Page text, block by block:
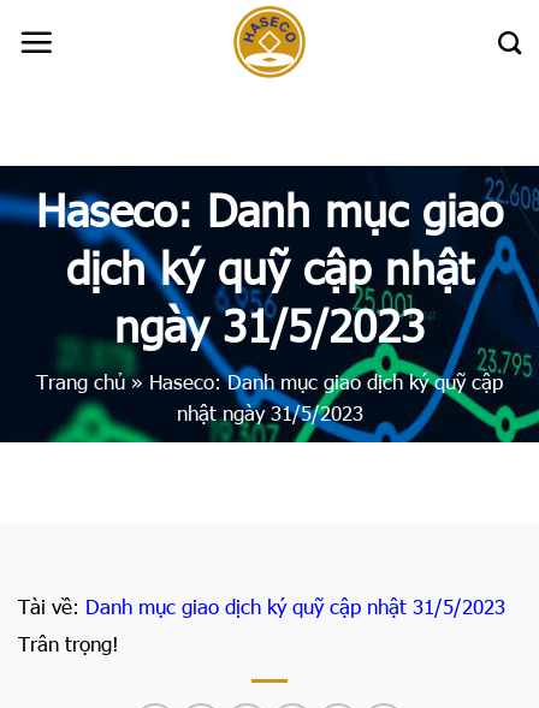
Haseco: Danh mục giao
dịch ký quỹ cập nhật
ngày 31/5/2023
Trang chủ» Haseco: Danh mục giao dịch ký quỹ cập
nhật ngày 31/5/2023
Tài về: Danh mục giao dịch ký quỹ cập nhật 31/5/2023
Trân trọng!